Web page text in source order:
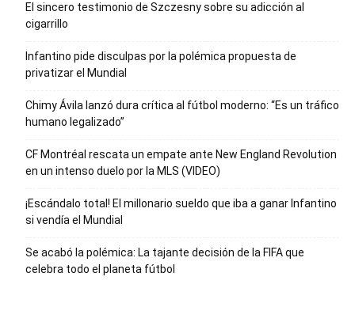
El sincero testimonio de Szczesny sobre su adicción al
cigarrillo
Infantino pide disculpas por la polémica propuesta de
privatizar el Mundial
Chimy Ávila lanzó dura crítica al fútbol moderno: “Es un tráfico
humano legalizado”
CF Montréal rescata un empate ante New England Revolution
en un intenso duelo por la MLS (VIDEO)
¡Escándalo total! El millonario sueldo que iba a ganar Infantino
si vendía el Mundial
Se acabó la polémica: La tajante decisión de la FIFA que
celebra todo el planeta fútbol